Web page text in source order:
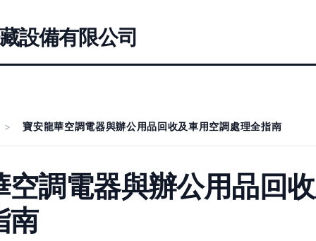
設備有限公司
> 寶安龍華空調電器與辦公用品回收及車用空調處理全指南
空調電器與辦公用品回
南